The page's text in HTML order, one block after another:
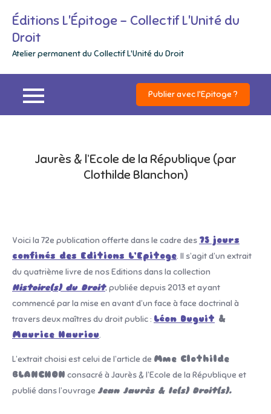
content
Éditions L'Épitoge – Collectif L'Unité du
Droit
Atelier permanent du Collectif L'Unité du Droit
Publier avec l'Epitoge ?
Jaurès & l’Ecole de la République (par
Clothilde Blanchon)
Voici la 72e publication offerte dans le cadre des 75 jours
confinés des Editions L’Epitoge. Il s’agit d’un extrait
du quatrième livre de nos Editions dans la collection
Histoire(s) du Droit, publiée depuis 2013 et ayant
commencé par la mise en avant d’un face à face doctrinal à
travers deux maîtres du droit public : Léon Duguit &
Maurice Hauriou.
L’extrait choisi est celui de l’article de Mme Clothilde
BLANCHON consacré à Jaurès & l’Ecole de la République et
publié dans l’ouvrage Jean Jaurès & le(s) Droit(s).